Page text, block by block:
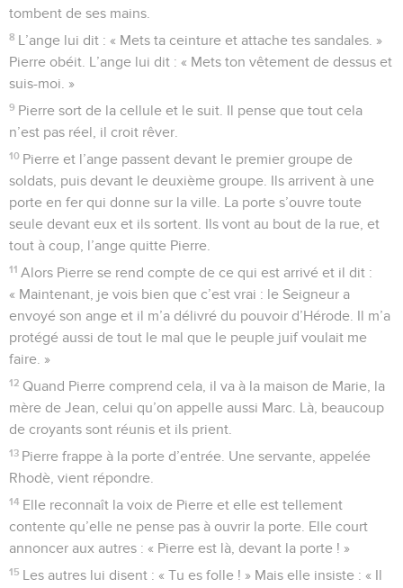
tombent de ses mains.
8 L’ange lui dit : « Mets ta ceinture et attache tes sandales. »
Pierre obéit. L’ange lui dit : « Mets ton vêtement de dessus et
suis-moi. »
9 Pierre sort de la cellule et le suit. Il pense que tout cela
n’est pas réel, il croit rêver.
10 Pierre et l’ange passent devant le premier groupe de
soldats, puis devant le deuxième groupe. Ils arrivent à une
porte en fer qui donne sur la ville. La porte s’ouvre toute
seule devant eux et ils sortent. Ils vont au bout de la rue, et
tout à coup, l’ange quitte Pierre.
11 Alors Pierre se rend compte de ce qui est arrivé et il dit :
« Maintenant, je vois bien que c’est vrai : le Seigneur a
envoyé son ange et il m’a délivré du pouvoir d’Hérode. Il m’a
protégé aussi de tout le mal que le peuple juif voulait me
faire. »
12 Quand Pierre comprend cela, il va à la maison de Marie, la
mère de Jean, celui qu’on appelle aussi Marc. Là, beaucoup
de croyants sont réunis et ils prient.
13 Pierre frappe à la porte d’entrée. Une servante, appelée
Rhodè, vient répondre.
14 Elle reconnaît la voix de Pierre et elle est tellement
contente qu’elle ne pense pas à ouvrir la porte. Elle court
annoncer aux autres : « Pierre est là, devant la porte ! »
15 Les autres lui disent : « Tu es folle ! » Mais elle insiste : « Il